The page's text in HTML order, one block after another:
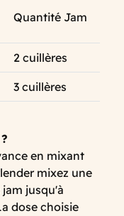
Quantité Jam
2 cuillères
3 cuillères
en mixant
mixez une
jusqu'à
dose choisie